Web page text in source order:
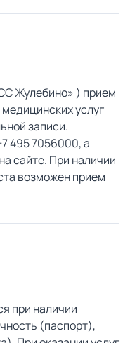
Жулебино» ) прием
услуг
записи.
495 7056000, а
сайте. При наличии
возможен прием
при наличии
(паспорт),